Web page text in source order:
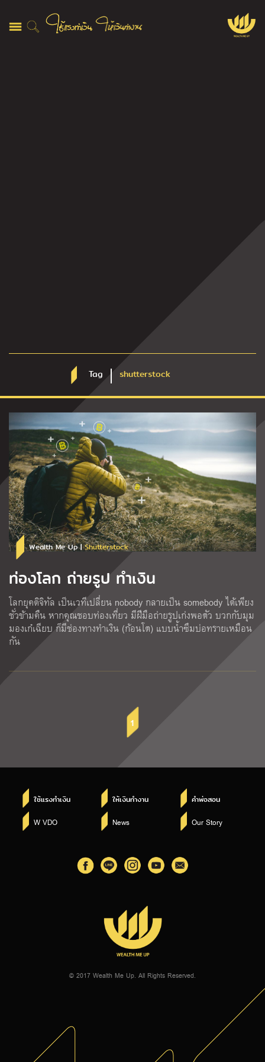
Tag shutterstock
Wealth Me Up |Shutterstock
ท่องโลก ถ่ายรูป ทำเงิน
โลกยุคดิจิทัล เป็นเวทีเปลี่ยน nobody กลายเป็น somebody ได้เพียง
ชั่วข้ามคืน หากคุณชอบท่องเที่ยว มีฝีมือถ่ายรูปเก่งพอตัว บวกกับมุม
มองเก๋เฉียบ ก็มีช่องทางทำเงิน (ก้อนโต) แบบน้ำซึมบ่อทรายเหมือน
กัน
1
ใช้แรงทำเงิน ให้เงินทำงาน คำพ่อสอน
W VDO News Our Story
© 2017 Wealth Me Up. All Rights Reserved.